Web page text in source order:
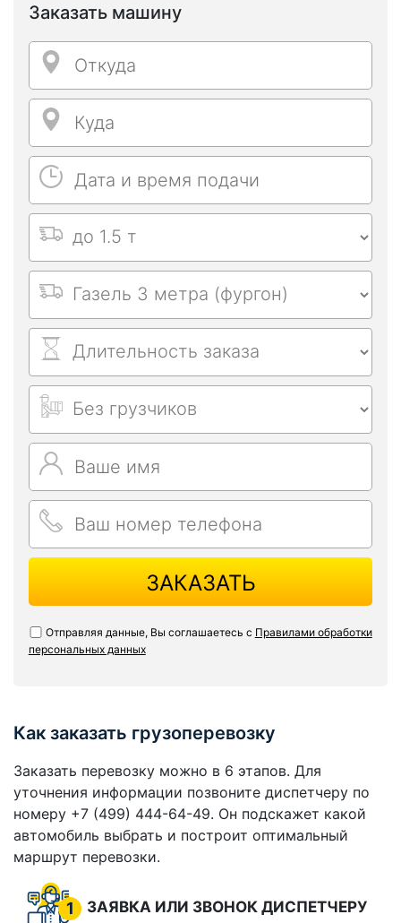
Заказать машину
ЗАКАЗАТЬ
Отправляя данные, Вы соглашаетесь с Правилами обработки
персональных данных
Как заказать грузоперевозку
Заказать перевозку можно в 6 этапов. Для
уточнения информации позвоните диспетчеру по
номеру +7 (499) 444-64-49. Он подскажет какой
автомобиль выбрать и построит оптимальный
маршрут перевозки.
1 ЗАЯВКА ИЛИ ЗВОНОК ДИСПЕТЧЕРУ